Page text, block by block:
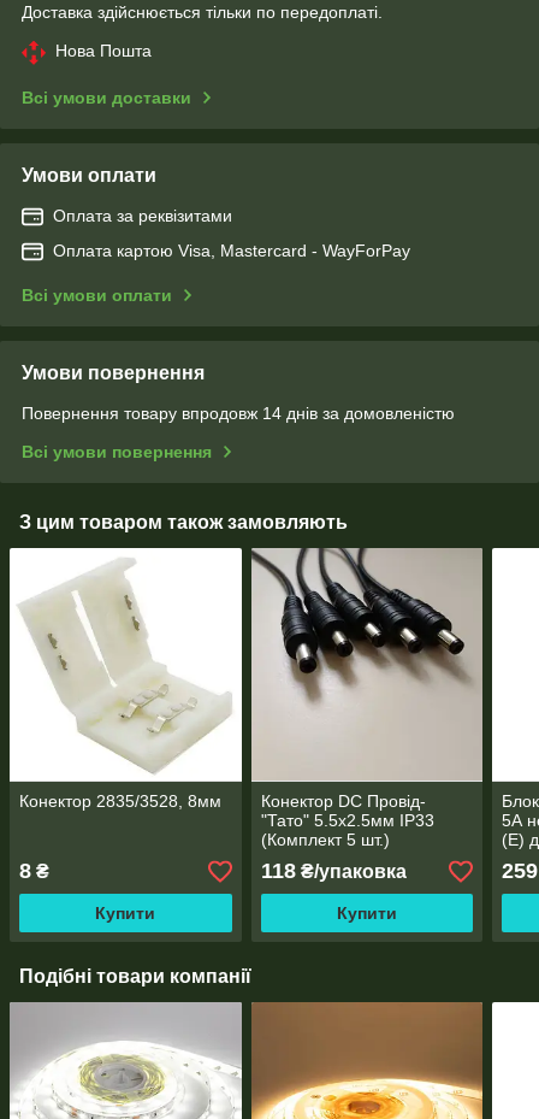
Доставка здійснюється тільки по передоплаті.
Нова Пошта
Всі умови доставки
Умови оплати
Оплата за реквізитами
Оплата картою Visa, Mastercard - WayForPay
Всі умови оплати
Умови повернення
Повернення товару впродовж 14 днів за домовленістю
Всі умови повернення
З цим товаром також замовляють
Конектор 2835/3528, 8мм
8 ₴
Купити
Конектор DC Провід-
"Тато" 5.5x2.5мм IP33
(Комплект 5 шт.)
118₴/упаковка
Купити
5А
(Е)
259
Подібні товари компанії